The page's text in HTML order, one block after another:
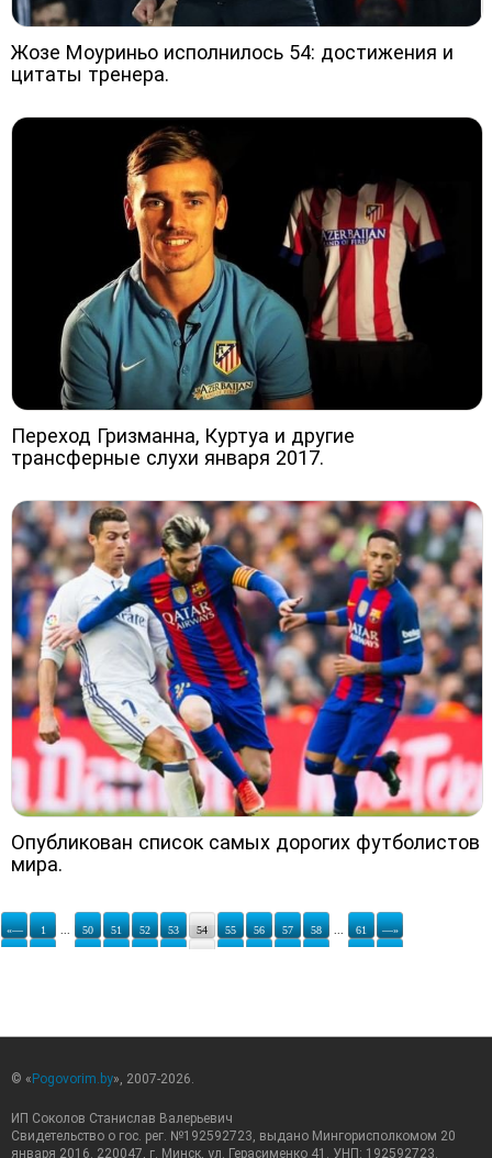
Жозе Моуриньо исполнилось 54: достижения и
цитаты тренера.
Переход Гризманна, Куртуа и другие
трансферные слухи января 2017.
Опубликован список самых дорогих футболистов
мира.
«— 1 50 51 52 53 54 55 56 57 58 61 —»
© « Pogovorim.by», 2007-2026.
ИП Соколов Станислав Валерьевич
Свидетельство о гос. рег. №192592723, выдано Мингорисполкомом 20
января 2016. 220047, г. Минск, ул. Герасименко 41. УНП: 192592723.